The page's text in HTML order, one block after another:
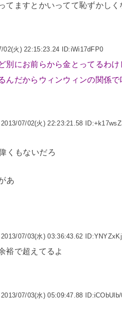
てますとかいってて恥ずかしく
02(火) 22:15:23.24 ID:iWi17dFP0
別にお前らから金とってるわけ
んだからウィンウィンの関係
07/02(火) 22:23:21.58
くもないだろ
あ
07/03(水) 03:36:43.62
裕で超えてるよ
07/03(水) 05:09:47.88 ID:iCObUlb/